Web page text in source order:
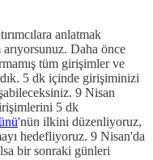
anlatmak
Daha önce
tüm girişimler ve
5 dk içinde girişiminizi
9 Nisan
5 dk
'nün ilkini düzenliyoruz,
hedefliyoruz. 9 Nisan'da
bir sonraki günleri